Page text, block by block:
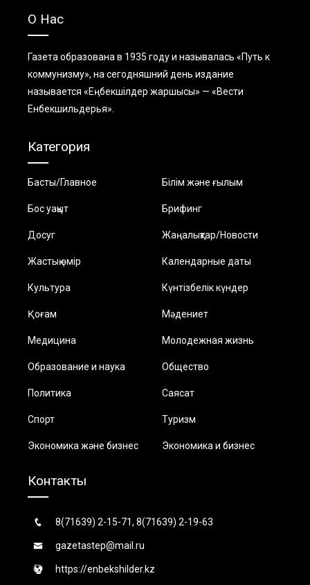
О Нас
Газета образована в 1935 году и называлась «Путь к
коммунизму», на сегодняшний день издание
называется «Еңбекшiлдер жаршысы» — «Вести
Енбекшильдерья».
Категория
Басты/Главное Білім және ғылым
Бос уақыт Брифинг
Досуг Жаңалықтар/Новости
Жастық өмір Календарные даты
Культура Күнтізбелік күндер
Қоғам Мәдениет
Медицина Молодежная жизнь
Образование и наука Общество
Политика Саясат
Спорт Туризм
Экономика және бизнес Экономика и бизнес
Контакты
8(71639) 2-15-71, 8(71639) 2-19-63
gazetastep@mail.ru
https://enbekshilder.kz